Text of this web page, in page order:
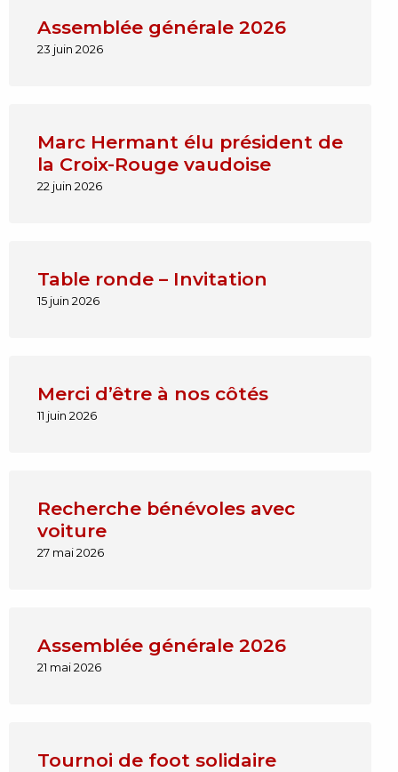
Assemblée générale 2026
23 juin 2026
Marc Hermant élu président de
la Croix-Rouge vaudoise
22 juin 2026
Table ronde – Invitation
15 juin 2026
Merci d’être à nos côtés
11 juin 2026
Recherche bénévoles avec
voiture
27 mai 2026
Assemblée générale 2026
21 mai 2026
Tournoi de foot solidaire